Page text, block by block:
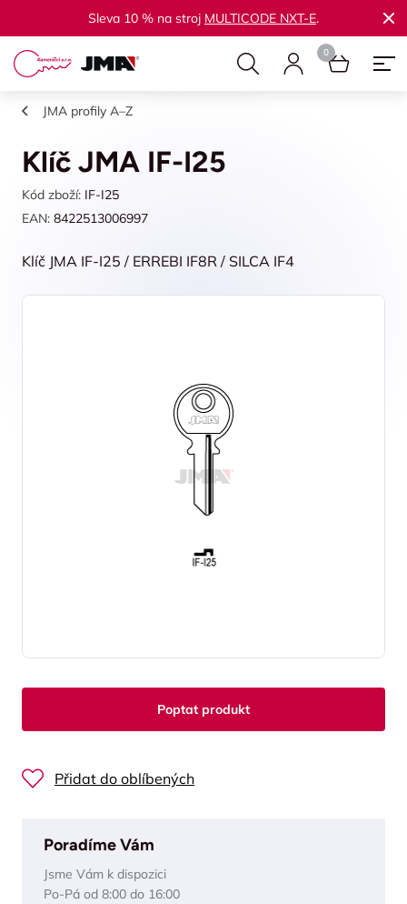
Sleva 10 % na stroj MULTICODE NXT-E.
JMA profily A–Z
Klíč JMA IF-I25
Kód zboží: IF-I25
EAN: 8422513006997
Klíč JMA IF-I25 / ERREBI IF8R / SILCA IF4
Poptat produkt
Přidat do oblíbených
Poradíme Vám
Jsme Vám k dispozici
Po-Pá od 8:00 do 16:00